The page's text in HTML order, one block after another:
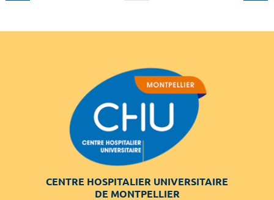
CENTRE HOSPITALIER UNIVERSITAIRE
DE MONTPELLIER